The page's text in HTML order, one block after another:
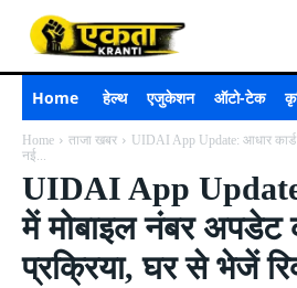
Home हेल्थ एजुकेशन ऑटो-टेक
Home ताजा खबर
UIDAI App Update: आधार
नई...
UIDAI App
में मोबाइल नंबर अपडेट
प्रक्रिया, घर से भेजें